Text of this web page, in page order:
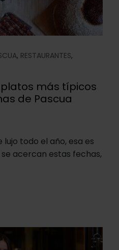
, RESTAURANTES,
más típicos
de Pascua
lujo todo el año, esa es
acercan estas fechas,